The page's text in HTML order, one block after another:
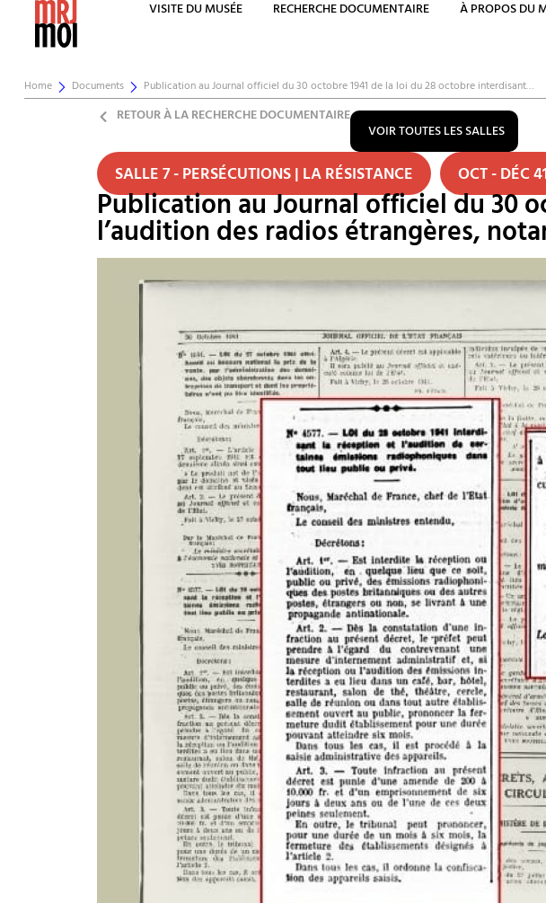
VISITE DU MUSÉE RECHERCHE DOCUMENTAIRE À PROPOS DU
Home Documents Publication au Journal officiel du 30 octobre 1941 de la loi du 28 octobre interdisant…
RETOUR À LA RECHERCHE DOCUMENTAIRE
VOIR TOUTES LES SALLES
SALLE 7 - PERSÉCUTIONS | LA RÉSISTANCE OCT - DÉC
Publication au Journal officiel du 30
l’audition des radios étrangères,